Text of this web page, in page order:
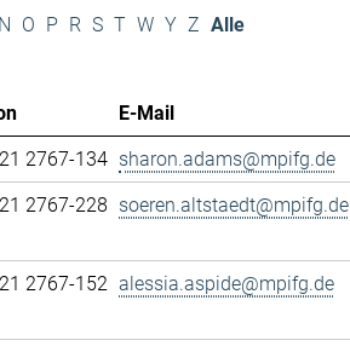
N O P R S T W Y Z Alle
E-Mail
2767-134 sharon.adams@mpifg.de
2767-228 soeren.altstaedt@mpifg.de
2767-152 alessia.aspide@mpifg.de